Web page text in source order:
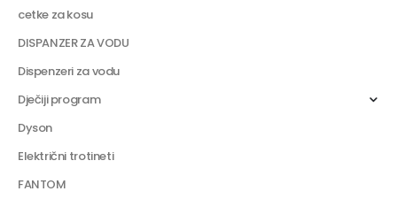
cetke za kosu
DISPANZER ZA VODU
Dispenzeri za vodu
Dječiji program
Dyson
Električni trotineti
FANTOM